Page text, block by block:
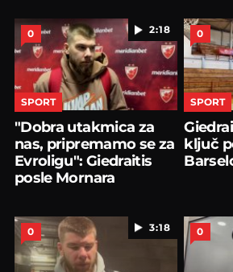
2:18
0
SPORT
"Dobra utakmica za
nas, pripremamo se za
Evroligu": Giedraitis
posle Mornara
0
SPORT
ključ
3:18
0 0